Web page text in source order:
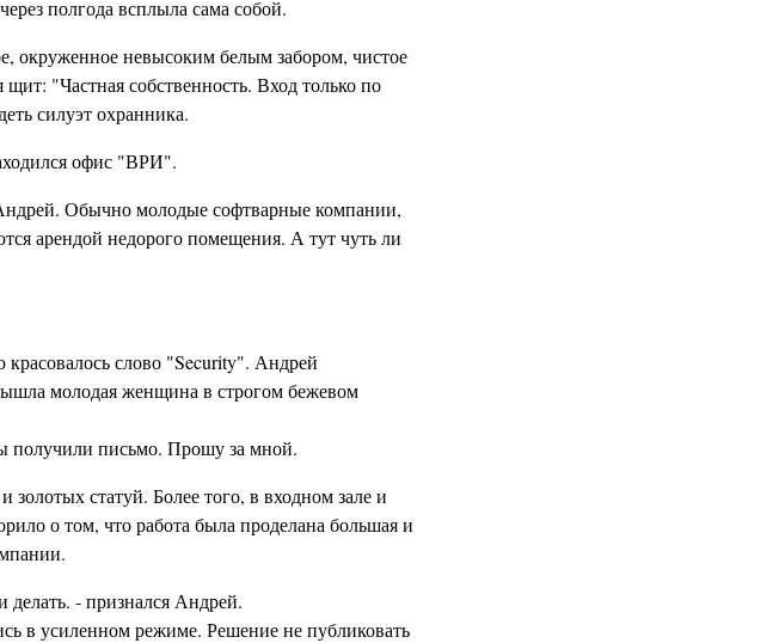
полгода всплыла сама собой.
окруженное невысоким белым забором, чистое
"Частная собственность. Вход только по
силуэт охранника.
офис "ВРИ".
Обычно молодые софтварные компании,
арендой недорого помещения. А тут чуть ли
слово "Security". Андрей
молодая женщина в строгом бежевом
получили письмо. Прошу за мной.
статуй. Более того, в входном зале и
о том, что работа была проделана большая и
- признался Андрей.
в усиленном режиме. Решение не публиковать